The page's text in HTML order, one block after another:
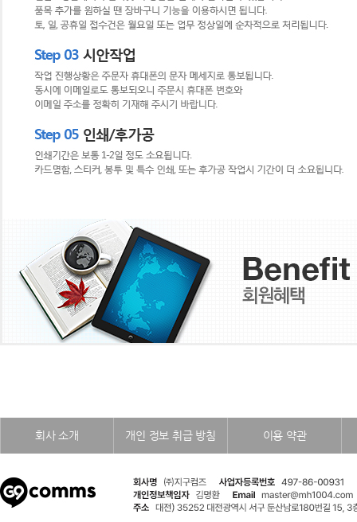
회사 소개 개인 정보 취급 방침 이용 약관